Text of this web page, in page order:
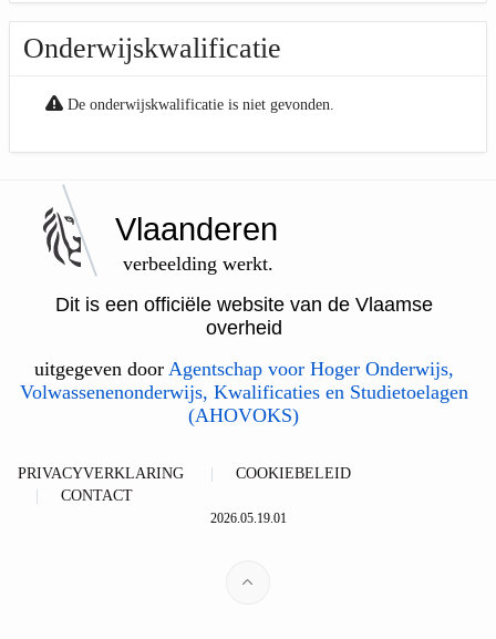
Onderwijskwalificatie
De onderwijskwalificatie is niet gevonden.
Vlaanderen
verbeelding werkt.
Dit is een officiële website van de Vlaamse
overheid
uitgegeven door Agentschap voor Hoger Onderwijs,
Volwassenenonderwijs, Kwalificaties en Studietoelagen
(AHOVOKS)
PRIVACYVERKLARING
COOKIEBELEID
CONTACT
2026.05.19.01